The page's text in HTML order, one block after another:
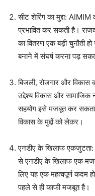
सीट शेरिंग का मुद्दा: AIMIM
प्रभावित कर सकती है।
का वितरण एक बड़ी चुनौती
बनाने में संघर्ष करना पड़
बिजली, रोजगार और विकास
उद्देश्य विकास और सामाजिक
सहयोग इसे मजबूत कर सकता
विकास के मुद्दों को लेकर।
एनडीए के खिलाफ एकजुटता:
से एनडीए के खिलाफ एक
लिए यह एक महत्वपूर्ण कदम
पहले से ही काफी मजबूत है।